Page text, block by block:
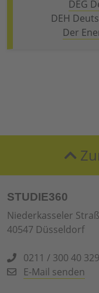
DEG
DEH
Der
STUDIE360
Niederkasseler
40547 Düsseldorf
0211 / 300 40 329
E-Mail senden